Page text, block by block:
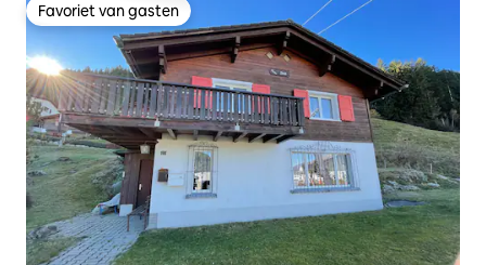
Favoriet van gasten
Favoriet van gasten